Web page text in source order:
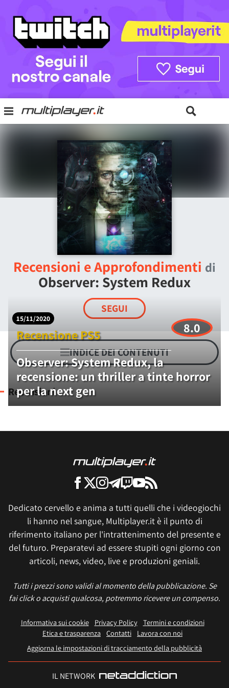
Recensioni e Approfondimenti di
Observer: System Redux
SEGUI
INDICE DEI CONTENUTI
Recensioni
15/11/2020
Recensione PS5 8.0
Observer: System Redux, la
recensione: un thriller a tinte horror
per la next gen
Dedicato cervello e anima a tutti quelli che i videogiochi
li hanno nel sangue, Multiplayer.it è il punto di
riferimento italiano per l'intrattenimento del presente e
del futuro. Preparatevi ad essere stupiti ogni giorno con
articoli, news, video, live e produzioni geniali.
Tutti i prezzi sono validi al momento della pubblicazione. Se
fai click o acquisti qualcosa, potremmo ricevere un compenso.
Informativa sui cookie Privacy Policy
Termini e condizioni
Etica e trasparenza Contatti
Lavora con noi
Aggiorna le impostazioni di tracciamento della pubblicità
IL NETWORK